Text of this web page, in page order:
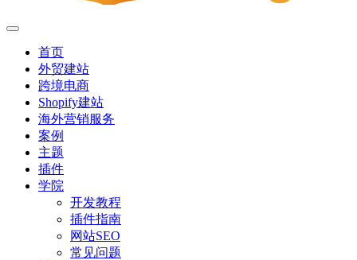
首页
外贸建站
跨境电商
Shopify建站
海外营销服务
案例
主题
插件
学院
开发教程
插件指南
网站SEO
常见问题